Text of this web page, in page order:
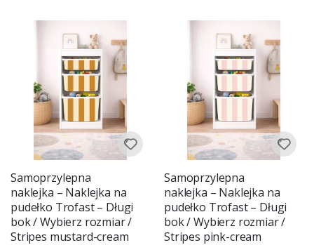
Samoprzylepna
naklejka – Naklejka na
pudełko Trofast – Długi
bok / Wybierz rozmiar /
Stripes mustard-cream
Samoprzylepna
naklejka – Naklejka na
pudełko Trofast – Długi
bok / Wybierz rozmiar /
Stripes pink-cream